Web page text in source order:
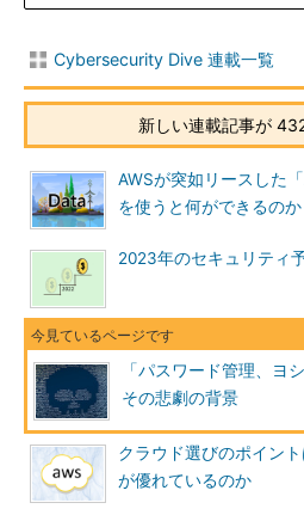
Cybersecurity Dive 連載一覧
新しい連載記事が
AWSが突如リースした
を使うと何ができるのか
2023年のセキュリティ
「パスワード管理、ヨ
その悲劇の背景
クラウド選びのポイン
が優れているのか